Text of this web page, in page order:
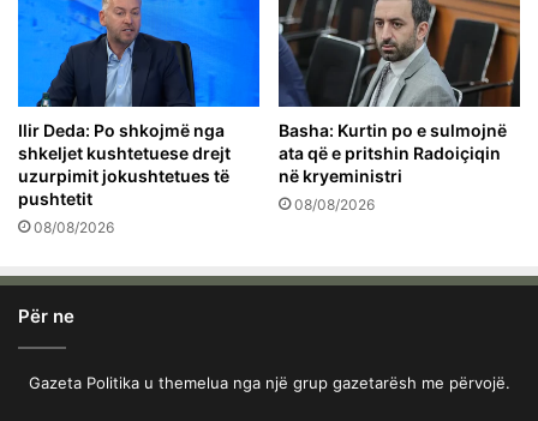
Ilir Deda: Po shkojmë nga
shkeljet kushtetuese drejt
uzurpimit jokushtetues të
pushtetit
08/08/2026
Basha: Kurtin po e sulmojnë
ata që e pritshin Radoiçiqin
në kryeministri
08/08/2026
Për ne
Gazeta Politika u themelua nga një grup gazetarësh me përvojë.